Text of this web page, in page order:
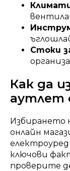
Стоки
Как да
аутлет
Избирането
онлайн
ключови
проверите